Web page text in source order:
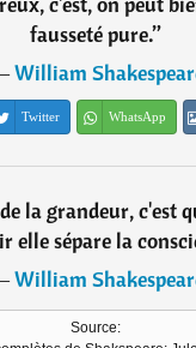
fausseté pure.”
William
Twitter WhatsApp
la grandeur, c'est
elle sépare la
William
Source: